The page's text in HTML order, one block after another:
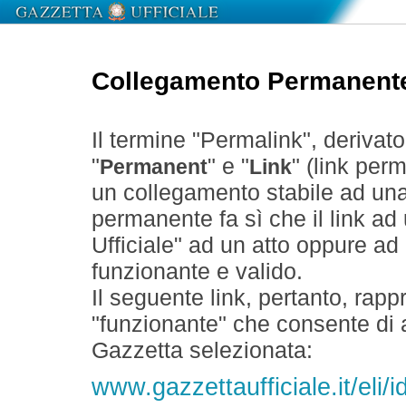
Collegamento
Il termine "Permalink",
" Permanent" e " Link" (link
un collegamento stabile ad
permanente fa sì che il link
Ufficiale" ad un atto oppure
funzionante e valido.
Il seguente link, pertanto,
"funzionante" che consente
Gazzetta selezionata:
www.gazzettaufficiale.it/eli/